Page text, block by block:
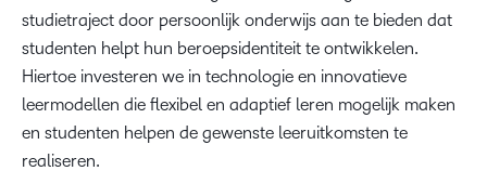
studietraject door persoonlijk onderwijs aan te bieden dat
studenten helpt hun beroepsidentiteit te ontwikkelen.
Hiertoe investeren we in technologie en innovatieve
leermodellen die flexibel en adaptief leren mogelijk maken
en studenten helpen de gewenste leeruitkomsten te
realiseren.